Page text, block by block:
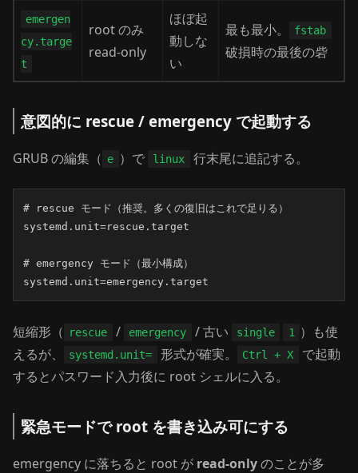
emergen
cy.targe
t
root のみ
read-only
ほぼ起
動しな
い
最も最小。 fstab
破損時の最後の砦
意図的に rescue / emergency で起動する
GRUB の編集（ e ）で linux 行末尾に追記する。
# rescue モード（推奨。多くの復旧はこれで足りる）
systemd.unit=rescue.target
# emergency モード（最小構成）
systemd.unit=emergency.target
短縮形（ rescue / emergency / 古い single 1
）も使
えるが、
systemd.unit= 形式が確実。 Ctrl + X
で起動
するとパスワード入力後に root シェルに入る。
緊急モードで root を書き込み可にする
emergency に落ちると root が read-onlyのことが多